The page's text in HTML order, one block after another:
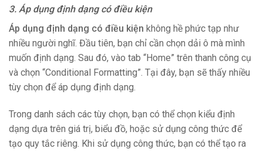
3. Áp dụng định dạng có điều kiện
Áp dụng định dạng có điều kiện không hề phức tạp như
nhiều người nghĩ. Đầu tiên, bạn chỉ cần chọn dải ô mà mình
muốn định dạng. Sau đó, vào tab “Home” trên thanh công cụ
và chọn “Conditional Formatting”. Tại đây, bạn sẽ thấy nhiều
tùy chọn để áp dụng định dạng.
Trong danh sách các tùy chọn, bạn có thể chọn kiểu định
dạng dựa trên giá trị, biểu đồ, hoặc sử dụng công thức để
tạo quy tắc riêng. Khi sử dụng công thức, bạn có thể tạo ra